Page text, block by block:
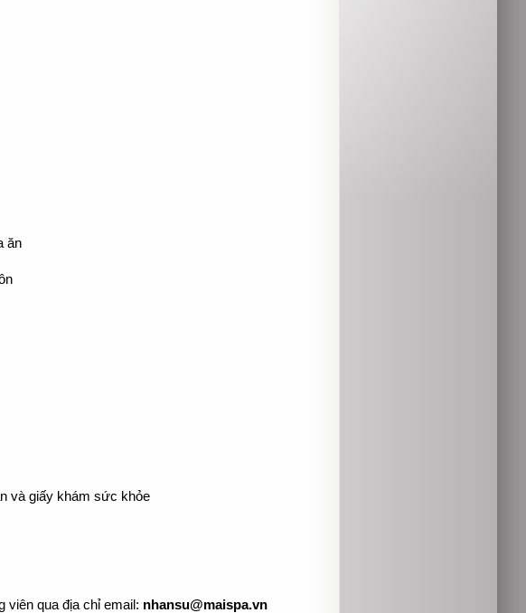
ăn
và giấy khám sức khỏe
viên qua địa chỉ email: nhansu@maispa.vn